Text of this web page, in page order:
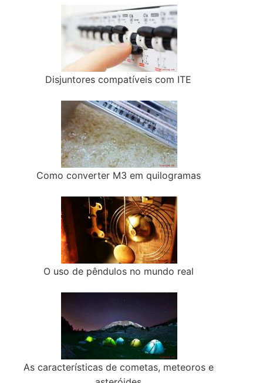
Disjuntores compatíveis com ITE
Como converter M3 em quilogramas
O uso de pêndulos no mundo real
As características de cometas, meteoros e